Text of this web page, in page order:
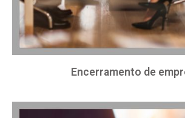
Encerramento de